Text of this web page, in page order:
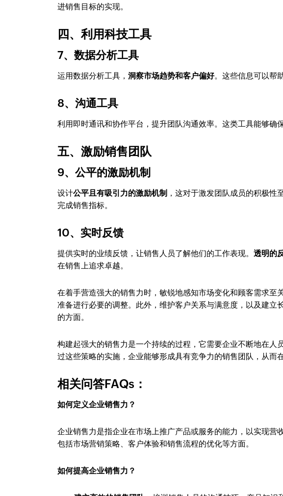
进销售目标的实现。
四、利用科技工具
7、数据分析工具
运用数据分析工具，洞察市场趋势和客户偏好。这些信息可以帮
8、沟通工具
利用即时通讯和协作平台，提升团队沟通效率。这类工具能够确
五、激励销售团队
9、公平的激励机制
设计公平且有吸引力的激励机制 ，这对于激发团队成员的积极
完成销售指标。
10、实时反馈
提供实时的业绩反馈，让销售人员了解他们的工作表现。透明的
在销售上追求卓越。
在着手营造强大的销售力时，敏锐地感知市场变化和顾客需求至
准备进行必要的调整。此外，维护客户关系与满意度，以及建立
的方面。
构建起强大的销售力是一个持续的过程，它需要企业不断地在人
过这些策略的实施，企业能够形成具有竞争力的销售团队，从而
相关问答FAQs：
如何定义企业销售力？
企业销售力是指企业在市场上推广产品或服务的能力，以实现营
包括市场营销策略、客户体验和销售流程的优化等方面。
如何提高企业销售力？